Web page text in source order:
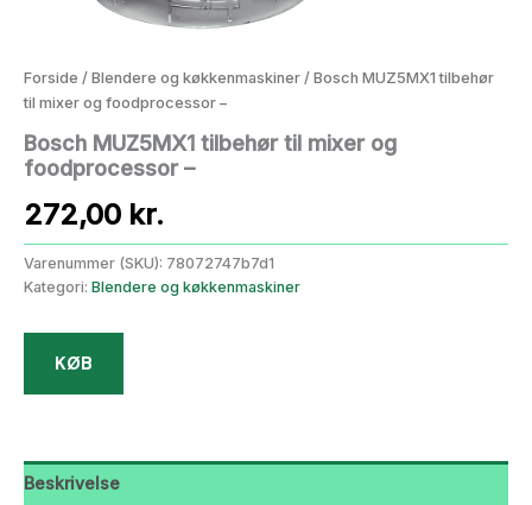
Forside / Blendere og køkkenmaskiner / Bosch MUZ5MX1 tilbehør
til mixer og foodprocessor –
Bosch MUZ5MX1 tilbehør til mixer og
foodprocessor –
272,00 kr.
Varenummer (SKU): 78072747b7d1
Kategori: Blendere og køkkenmaskiner
KØB
Beskrivelse